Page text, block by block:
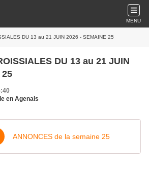
MENU
DU 13 au 21 JUIN 2026 - SEMAINE 25
DU 13 au 21 JUIN
25
en Agenais
ANNONCES de la semaine 25